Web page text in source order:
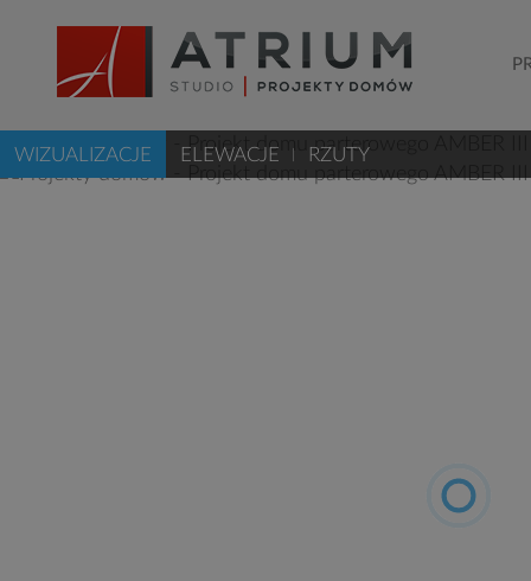
WIZUALIZACJE ELEWACJE RZUTY